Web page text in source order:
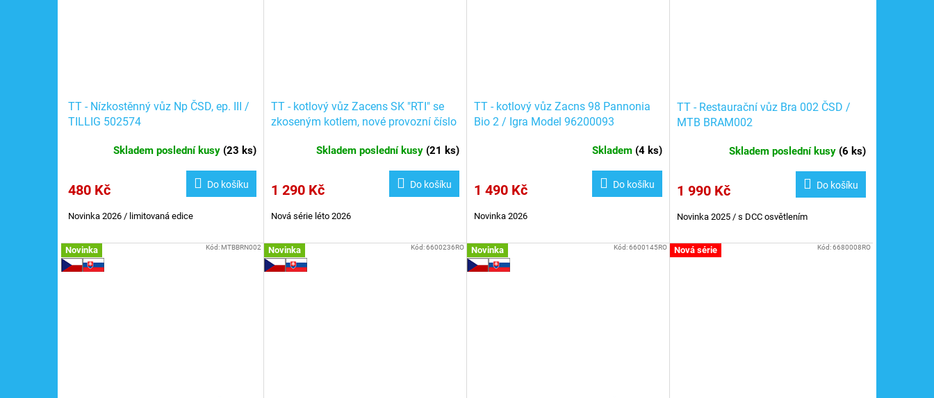
TT - Nízkostěnný vůz Np ČSD, ep. III /
TILLIG 502574
Skladem poslední kusy (23 ks)
480 Kč Do košíku
Novinka 2026 / limitovaná edice
TT - kotlový vůz Zacens SK "RTI" se
zkoseným kotlem, nové provozní číslo
Skladem poslední kusy (21 ks)
1 290 Kč Do košíku
Nová série léto 2026
TT - kotlový vůz Zacns 98 Pannonia
Bio 2 / Igra Model 96200093
Skladem (4 ks)
1 490 Kč Do košíku
Novinka 2026
TT - Restaurační vůz Bra 002 ČSD /
MTB BRAM002
Skladem poslední kusy (6 ks)
1 990 Kč Do košíku
Novinka 2025 / s DCC osvětlením
Novinka Kód:MTBBRN002 Novinka Kód:6600236RO Novinka Kód:6600145RO Nová série Kód:6680008RO